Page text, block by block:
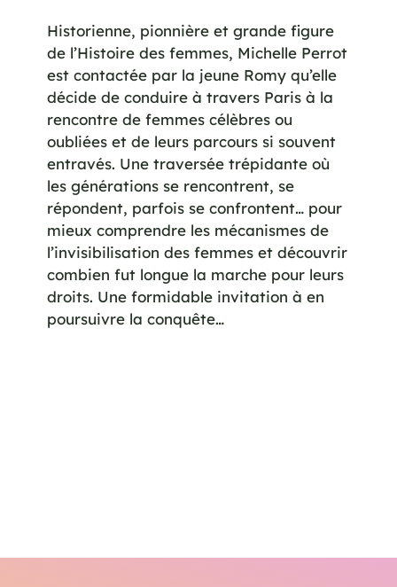
Historienne, pionnière et grande figure
de l’Histoire des femmes, Michelle Perrot
est contactée par la jeune Romy qu’elle
décide de conduire à travers Paris à la
rencontre de femmes célèbres ou
oubliées et de leurs parcours si souvent
entravés. Une traversée trépidante où
les générations se rencontrent, se
répondent, parfois se confrontent… pour
mieux comprendre les mécanismes de
l’invisibilisation des femmes et découvrir
combien fut longue la marche pour leurs
droits. Une formidable invitation à en
poursuivre la conquête…